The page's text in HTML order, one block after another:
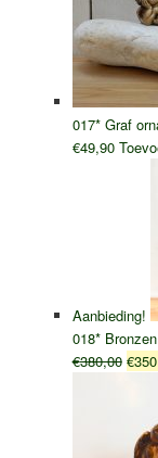
017* Graf
€49,90
Aanbieding!
018*
€380,00 €